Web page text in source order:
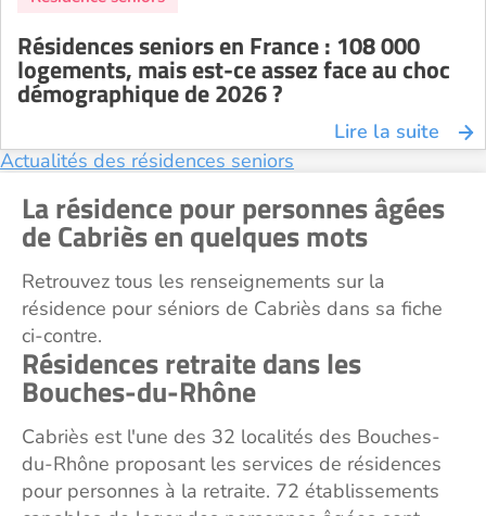
Résidences seniors en France : 108 000
logements, mais est-ce assez face au choc
démographique de 2026 ?
Lire la suite
Actualités des résidences seniors
La résidence pour personnes âgées
de Cabriès en quelques mots
Retrouvez tous les renseignements sur la
résidence pour séniors de Cabriès dans sa fiche
ci-contre.
Résidences retraite dans les
Bouches-du-Rhône
Cabriès est l'une des 32 localités des Bouches-
du-Rhône proposant les services de résidences
pour personnes à la retraite. 72 établissements